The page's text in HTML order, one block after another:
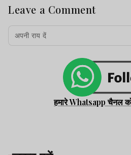
Leave a Comment
हमारे Whatsapp चैनल